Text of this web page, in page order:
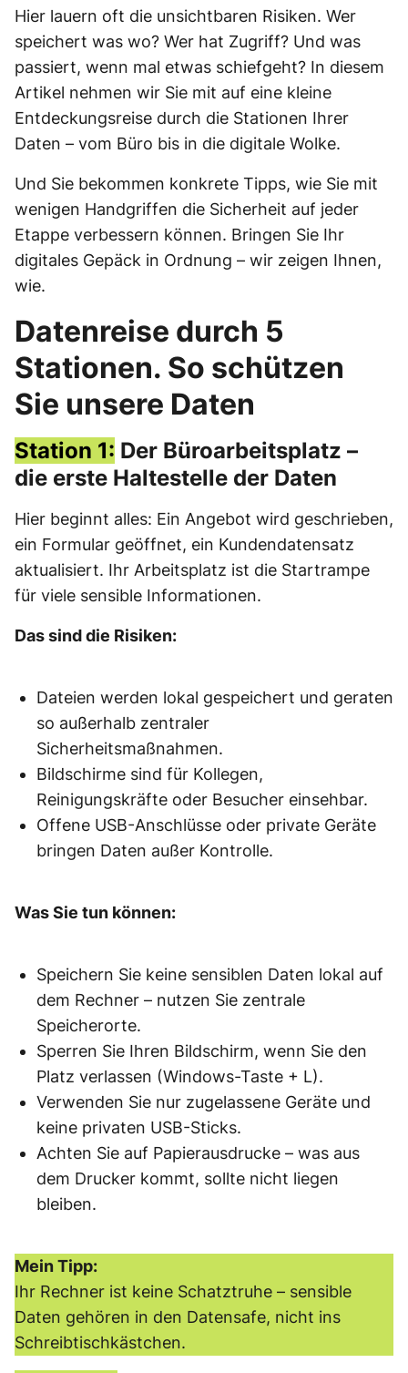
Hier lauern oft die unsichtbaren Risiken. Wer
speichert was wo? Wer hat Zugriff? Und was
passiert, wenn mal etwas schiefgeht? In diesem
Artikel nehmen wir Sie mit auf eine kleine
Entdeckungsreise durch die Stationen Ihrer
Daten – vom Büro bis in die digitale Wolke.
Und Sie bekommen konkrete Tipps, wie Sie mit
wenigen Handgriffen die Sicherheit auf jeder
Etappe verbessern können. Bringen Sie Ihr
digitales Gepäck in Ordnung – wir zeigen Ihnen,
wie.
Datenreise durch 5
Stationen. So schützen
Sie unsere Daten
Station 1: Der Büroarbeitsplatz –
die erste Haltestelle der Daten
Hier beginnt alles: Ein Angebot wird geschrieben,
ein Formular geöffnet, ein Kundendatensatz
aktualisiert. Ihr Arbeitsplatz ist die Startrampe
für viele sensible Informationen.
Das sind die Risiken:
Dateien werden lokal gespeichert und geraten
so außerhalb zentraler
Sicherheitsmaßnahmen.
Bildschirme sind für Kollegen,
Reinigungskräfte oder Besucher einsehbar.
Offene USB-Anschlüsse oder private Geräte
bringen Daten außer Kontrolle.
Was Sie tun können:
Speichern Sie keine sensiblen Daten lokal auf
dem Rechner – nutzen Sie zentrale
Speicherorte.
Sperren Sie Ihren Bildschirm, wenn Sie den
Platz verlassen (Windows-Taste + L).
Verwenden Sie nur zugelassene Geräte und
keine privaten USB-Sticks.
Achten Sie auf Papierausdrucke – was aus
dem Drucker kommt, sollte nicht liegen
bleiben.
Mein Tipp:
Ihr Rechner ist keine Schatztruhe – sensible
Daten gehören in den Datensafe, nicht ins
Schreibtischkästchen.